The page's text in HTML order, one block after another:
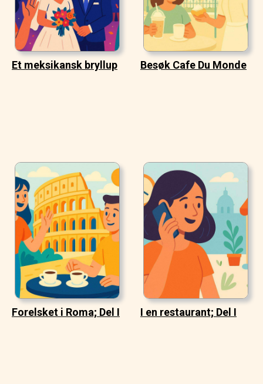
Et meksikansk bryllup Besøk Cafe Du Monde
Forelsket i Roma; Del I I en restaurant; Del I